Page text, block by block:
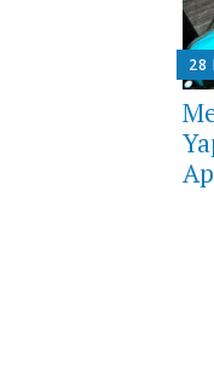
28